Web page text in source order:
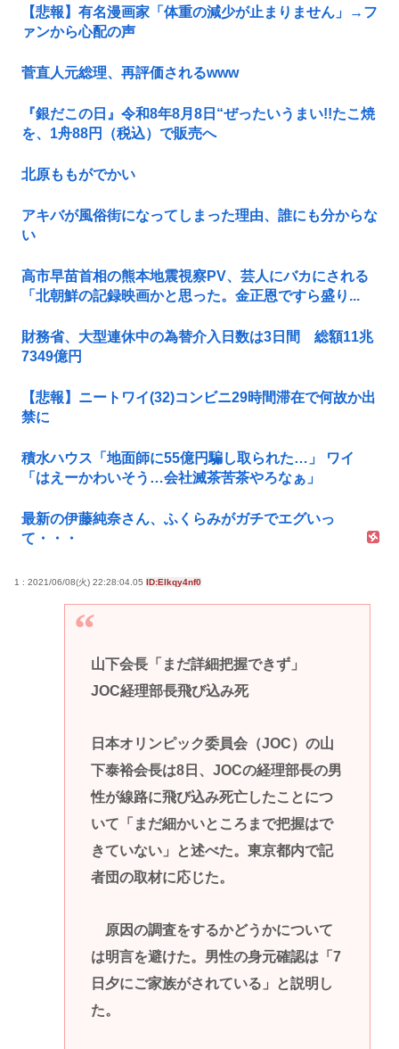
【悲報】有名漫画家「体重の減少が止まりません」→フ
ァンから心配の声
菅直人元総理、再評価されるwww
『銀だこの日』令和8年8月8日“ぜったいうまい!!たこ焼
を、1舟88円（税込）で販売へ
北原ももがでかい
アキバが風俗街になってしまった理由、誰にも分からな
い
高市早苗首相の熊本地震視察PV、芸人にバカにされる
「北朝鮮の記録映画かと思った。金正恩ですら盛り...
財務省、大型連休中の為替介入日数は3日間 総額11兆
7349億円
【悲報】ニートワイ(32)コンビニ29時間滞在で何故か出
禁に
積水ハウス「地面師に55億円騙し取られた…」 ワイ
「はえーかわいそう…会社滅茶苦茶やろなぁ」
最新の伊藤純奈さん、ふくらみがガチでエグいっ
て・・・
1 : 2021/06/08(火) 22:28:04.05 ID:Elkqy4nf0
山下会長「まだ詳細把握できず」
JOC経理部長飛び込み死
日本オリンピック委員会（JOC）の山
下泰裕会長は8日、JOCの経理部長の男
性が線路に飛び込み死亡したことにつ
いて「まだ細かいところまで把握はで
きていない」と述べた。東京都内で記
者団の取材に応じた。
原因の調査をするかどうかについて
は明言を避けた。男性の身元確認は「7
日夕にご家族がされている」と説明し
た。